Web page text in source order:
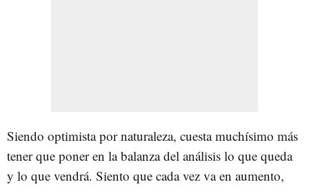
Siendo optimista por naturaleza, cuesta muchísimo más
tener que poner en la balanza del análisis lo que queda
y lo que vendrá. Siento que cada vez va en aumento,